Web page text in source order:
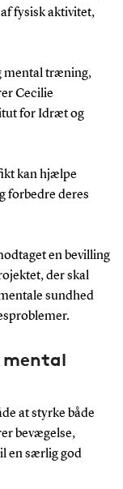
fysisk aktivitet,
mental træning,
Cecilie
for Idræt og
kan hjælpe
forbedre deres
en bevilling
der skal
sundhed
mental
at styrke både
bevægelse,
en særlig god